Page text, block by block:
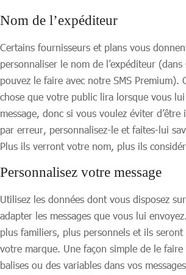
Nom de l’expéditeur
Certains fournisseurs et plans vous
personnaliser le nom de l’expéditeur
pouvez le faire avec notre SMS Premium).
chose que votre public lira lorsque vous
message, donc si vous voulez éviter
par erreur, personnalisez-le et faites-lui
Plus ils verront votre nom, plus ils
Personnalisez votre message
Utilisez les données dont vous disposez
adapter les messages que vous lui
plus familiers, plus personnels et ils seront
votre marque. Une façon simple de le faire
balises ou des variables dans vos